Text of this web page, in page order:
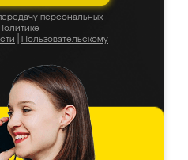
персональных
Пользовательскому